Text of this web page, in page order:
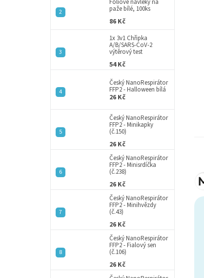
paže bílé, 100ks
86 Kč
1x 3v1 Chřipka
A/B/SARS-CoV-2
výtěrový test
54 Kč
Český NanoRespirátor
FFP2 - Halloween bílá
26 Kč
Český NanoRespirátor
FFP2 - Minikapky
(č.150)
26 Kč
Český NanoRespirátor
FFP2 - Minisrdíčka
(č.238)
26 Kč
Český NanoRespirátor
FFP2 - Minihvězdy
(č.43)
26 Kč
Český NanoRespirátor
FFP2 - Fialový sen
(č.106)
26 Kč